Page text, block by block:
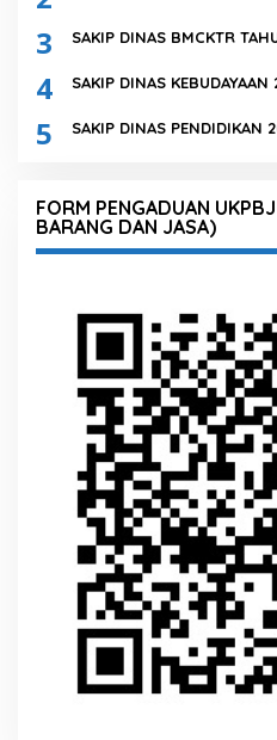
3 SAKIP DINAS BMCKTR
4 SAKIP DINAS KEBUDAYAAN
5 SAKIP DINAS PENDIDIKAN
FORM PENGADUAN
BARANG DAN JASA)